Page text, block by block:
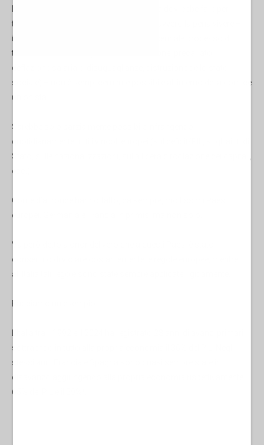
tornare a essere un Paese in cui valga davvero la pena vivere –
invertendo quindi quel progressivo e decennale processo di
terzomondizzazione (deindustrializzazione, precariato,
deflazione salariale, disuguaglianze, distruzione dello stato
sociale) – non è semplicemente possibile all’interno della cornice
unionista.
Sarebbe solo parzialmente possibile infrangendo
quotidianamente tutti i vincoli europei (sul deficit/PIL, sugli aiuti di
Stato, sulle nazionalizzazioni, sulla libera circolazione dei capitali,
ecc.).
Come d’altronde hanno fatto, da sempre, moltissimi Paesi
europei. Germania e Francia in primis, ma non solo.
Va però detto a onor del vero che a questi Paesi è stato
consentito di violare costantemente le regole europee, mentre
all’Italia tali regole sono state sempre applicate rigidamente.
sottraendo in tutto alla propria economia il 36% del PIL. Negli
stessi anni Francia e Spagna sono quasi sempre state in
disavanzo aggiungendo alla propria economia rispettivamente il
65% del PIL e il 59%¹.